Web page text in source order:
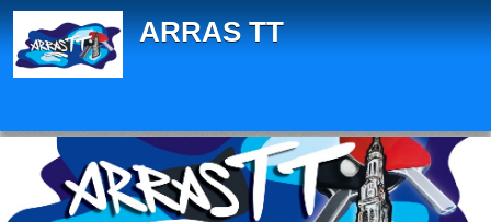
ARRAS TT
Panneau de gestion des cookies